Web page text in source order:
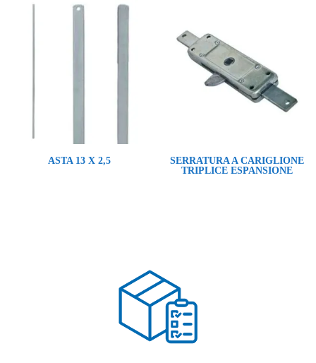
ASTA 13 X 2,5
SERRATURA A CARIGLIONE
TRIPLICE ESPANSIONE